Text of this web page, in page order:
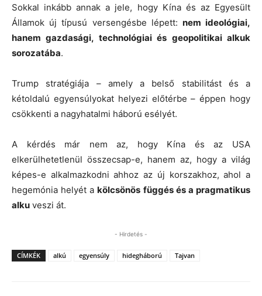
Sokkal inkább annak a jele, hogy Kína és az Egyesült
Államok új típusú versengésbe lépett: nem ideológiai,
hanem gazdasági, technológiai és geopolitikai alkuk
sorozatába.
Trump stratégiája – amely a belső stabilitást és a
kétoldalú egyensúlyokat helyezi előtérbe – éppen hogy
csökkenti a nagyhatalmi háború esélyét.
A kérdés már nem az, hogy Kína és az USA
elkerülhetetlenül összecsap-e, hanem az, hogy a világ
képes-e alkalmazkodni ahhoz az új korszakhoz, ahol a
hegemónia helyét akölcsönös függés és a pragmatikus
alku veszi át.
- Hirdetés -
CÍMKÉK alkú egyensúly hidegháború Tajvan